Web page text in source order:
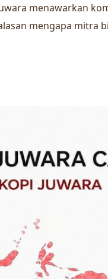
menawarkan
mengapa mitra